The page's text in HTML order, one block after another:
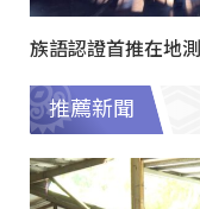
族語認證首推在地
推薦新聞